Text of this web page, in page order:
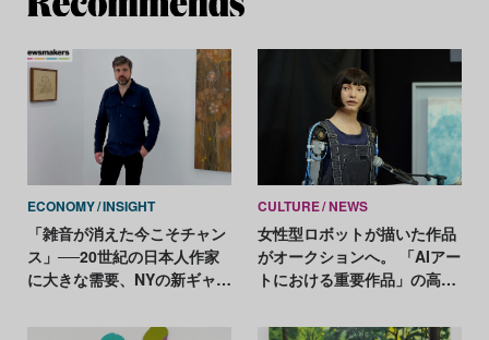
ECONOMY INSIGHT
「雑音が消えた今こそチャン
ス」──20世紀の日本人作家
に大きな需要、NYの新ギャラ
CULTURE NEWS
女性型ロボットが描いた作品
がオークションへ。 「AIアー
トにおける重要作品」の高額